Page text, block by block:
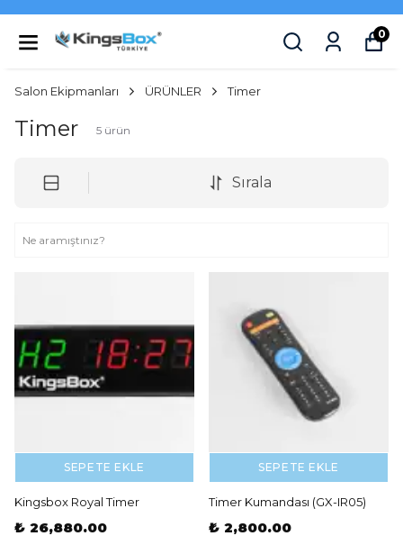
0
Salon Ekipmanları ÜRÜNLER Timer
Timer 5 ürün
Sırala
SEPETE EKLE
Kingsbox Royal Timer
₺ 26,880.00
SEPETE EKLE
Timer Kumandası (GX-IR05)
₺ 2,800.00